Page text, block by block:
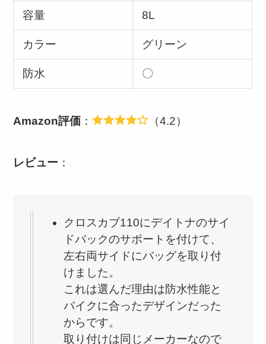
容量 8L
カラー グリーン
防水 〇
Amazon評価 ： （4.2）
レビュー ：
クロスカブ110にデイトナのサイ
ドバックのサポートを付けて、
左右両サイドにバッグを取り付
けました。
これは選んだ理由は防水性能と
バイクに合ったデザインだった
からです。
取り付けは同じメーカーなので